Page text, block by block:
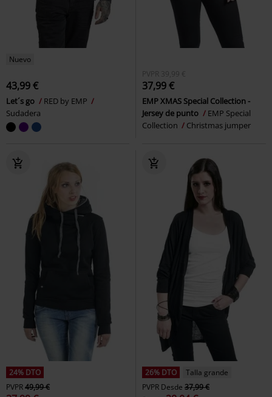
Nuevo
43,99 €
Let´s go
RED by EMP
Sudadera
PVPR 39,99 €
37,99 €
EMP XMAS Special Collection -
Jersey de punto
EMP Special
Collection
Christmas jumper
24% DTO
PVPR49,99 €
26% DTO
Talla grande
PVPR Desde 37,99 €